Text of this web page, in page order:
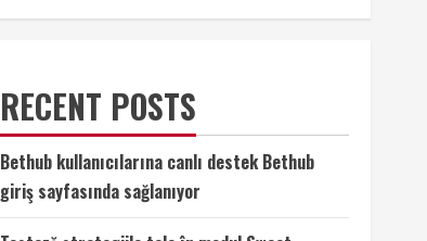
RECENT POSTS
Bethub kullanıcılarına canlı destek Bethub
giriş sayfasında sağlanıyor